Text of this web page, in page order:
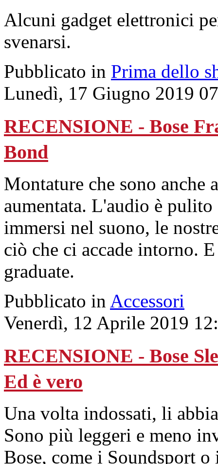
Alcuni gadget elettronici
svenarsi.
Pubblicato in Prima dello
Lunedì, 17 Giugno 2019
RECENSIONE - Bose
Bond
Montature che sono
aumentata. L'audio è
immersi nel suono, le
ciò che ci accade intorno.
graduate.
Pubblicato in Accessori
Venerdì, 12 Aprile 2019
RECENSIONE - Bose
Ed è vero
Una volta indossati, li
Sono più leggeri e meno
Bose, come i Soundsport